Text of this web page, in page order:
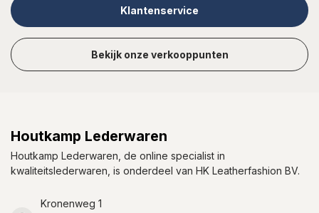
Klantenservice
Bekijk onze verkooppunten
Houtkamp Lederwaren
Houtkamp Lederwaren, de online specialist in
kwaliteitslederwaren, is onderdeel van HK Leatherfashion BV.
Kronenweg 1